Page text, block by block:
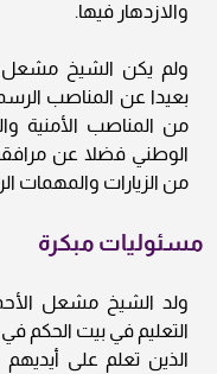
والازدهار فيها.
ولم يكن الشيخ مشعل
بعيدا عن المناصب
من المناصب الأمنية
الوطني فضلا عن
من الزيارات والمهمات
مسئوليات مبكرة
التعليم في بيت الحكم في
الذين تعلم على أيديهم